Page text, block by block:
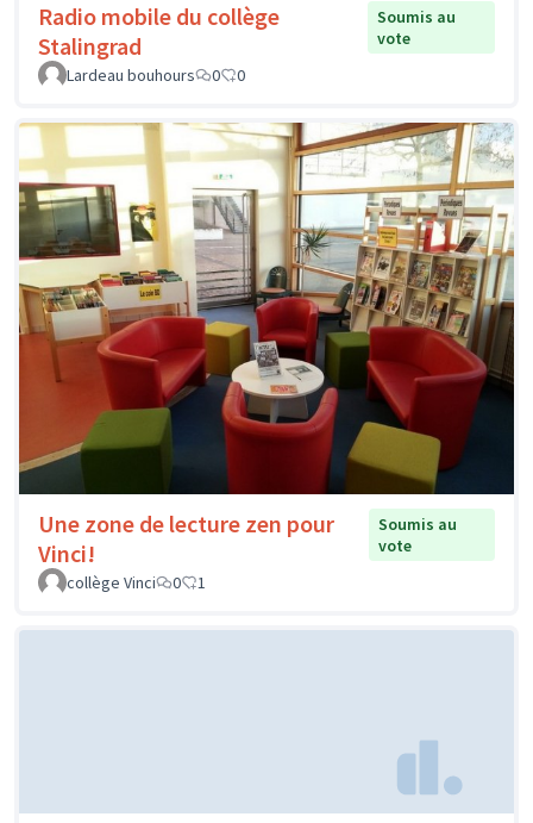
Radio mobile du collège
Stalingrad
Soumis au
vote
Lardeau bouhours
0 0
Une zone de lecture zen pour
Vinci!
Soumis au
vote
collège Vinci
0 1